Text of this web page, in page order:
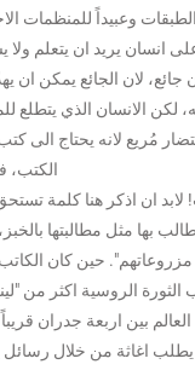
انسان يريد ان يتعلم ولا
لان الجائع يمكن ان
لكن الانسان الذي يتطلع
مُريع لانه يحتاج الى
الكتب،
لابد ان اذكر هنا كلمة
بها مثل مطالبتها
حين كان الكاتب
الروسية اكثر من
بين اربعة جدران
اغاثة من خلال رسائل